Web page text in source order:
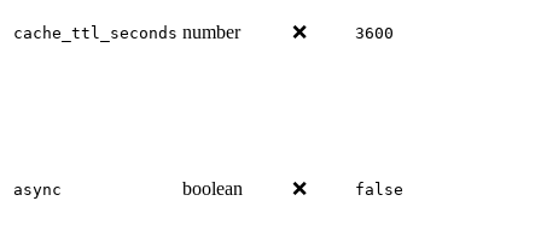
cache_ttl_seconds number ❌ 3600
async boolean ❌ false